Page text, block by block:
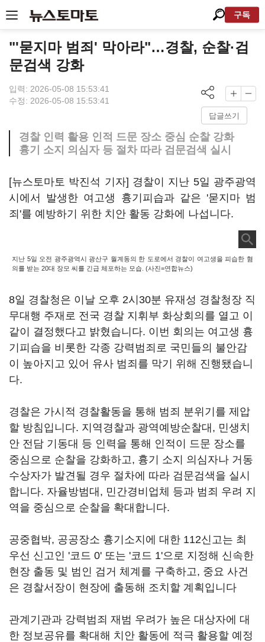
구독
"'묻지마 범죄' 막아라"…경찰, 순찰·검
문검색 강화
입력: 2026-05-08 15:53:41
수정: 2026-05-08 15:53:41
답글쓰기
경찰 인력 활용 인적 드문 장소 중심 순찰 강화
흉기 소지 의심자 등 절차 따라 검문검색 실시
[뉴스토마토 박진석 기자] 경찰이 지난 5일 광주광역
시에서 발생한 여고생 흉기피습과 같은 '묻지마 범
죄'를 예방하기 위한 치안 활동 강화에 나섭니다.
지난 5일 오전 광주광역시 광산구 월계동의 한 도로에서 경찰이 여고생을 피습한 혐
의를 받는 20대 장모 씨를 긴급 체포하는 모습. (사진=연합뉴스)
8일 경찰청은 이날 오후 2시30분 유재성 경찰청장 직
무대행 주재로 전국 경찰 지휘부 화상회의를 열고 이
같이 결정했다고 밝혔습니다. 이번 회의는 여고생 흉
기피습을 비롯한 각종 강력범죄로 국민들의 불안감
이 높아지고 있어 유사 범죄를 막기 위해 진행됐습니
다.
경찰은 가시적 경찰활동을 통해 범죄 분위기를 제압
할 방침입니다. 지역경찰과 광역예방순찰대, 민생치
안 전담 기동대 등 인력을 통해 인적이 드문 장소를
중심으로 순찰을 강화하고, 흉기 소지 의심자나 거동
수상자가 발견될 경우 절차에 따라 검문검색을 실시
합니다. 자율방범대, 민간경비업체 등과 범죄 우려 지
역을 중심으로 순찰을 확대합니다.
공중협박, 공공장소 흉기소지에 대한 112신고는 최
우선 신고인 '코드 0' 또는 '코드 1'으로 지정해 신속한
현장 출동 및 범인 검거 체계를 구축하고, 중요 사건
은 경찰서장이 현장에 출동해 조치할 계획입니다
관계기관과 강력범죄 재범 우려가 높은 대상자에 대
한 정보공유를 확대해 치안 활동에 적극 활용할 예정